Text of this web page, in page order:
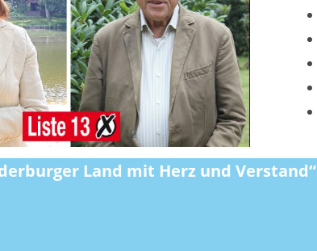
Land mit Herz und Verstand“